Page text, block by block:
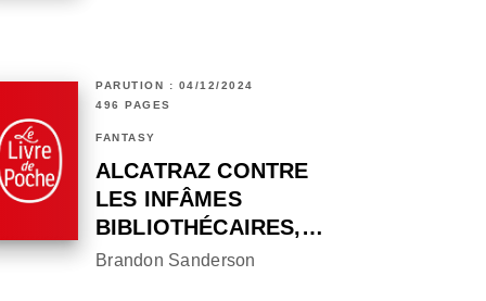
PARUTION : 04/12/2024
496 PAGES
FANTASY
ALCATRAZ CONTRE
LES INFÂMES
BIBLIOTHÉCAIRES,…
Brandon Sanderson